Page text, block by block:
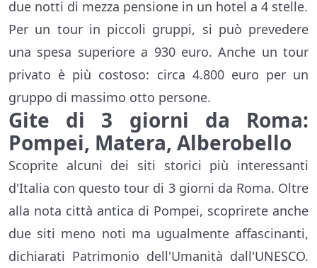
due notti di mezza pensione in un hotel a 4 stelle.
Per un tour in piccoli gruppi, si può prevedere
una spesa superiore a 930 euro. Anche un tour
privato è più costoso: circa 4.800 euro per un
gruppo di massimo otto persone.
Gite di 3 giorni da Roma:
Pompei, Matera, Alberobello
Scoprite alcuni dei siti storici più interessanti
d'Italia con questo tour di 3 giorni da Roma. Oltre
alla nota città antica di Pompei, scoprirete anche
due siti meno noti ma ugualmente affascinanti,
dichiarati Patrimonio dell'Umanità dall'UNESCO.